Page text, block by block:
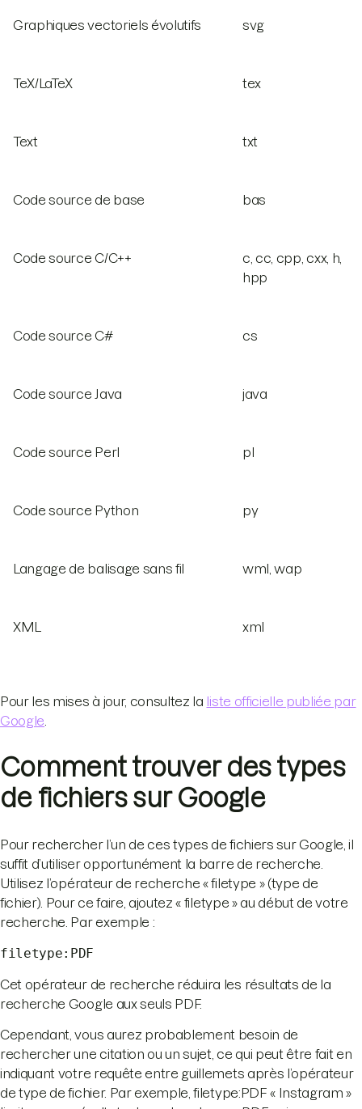
Graphiques vectoriels évolutifs svg
TeX/LaTeX tex
Text txt
Code source de base bas
Code source C/C++
c, cc, cpp, cxx, h,
hpp
Code source C# cs
Code source Java java
Code source Perl pl
Code source Python py
Langage de balisage sans fil wml, wap
XML xml
Pour les mises à jour, consultez la liste officielle publiée par
Google
Comment trouver des types
de fichiers sur Google
Pour rechercher l’un de ces types de fichiers sur Google, il
suffit d’utiliser opportunément la barre de recherche.
Utilisez l’opérateur de recherche « filetype » (type de
fichier). Pour ce faire, ajoutez « filetype » au début de votre
recherche. Par exemple :
filetype:PDF
Cet opérateur de recherche réduira les résultats de la
recherche Google aux seuls PDF.
Cependant, vous aurez probablement besoin de
rechercher une citation ou un sujet, ce qui peut être fait en
indiquant votre requête entre guillemets après l’opérateur
de type de fichier. Par exemple, filetype:PDF « Instagram »